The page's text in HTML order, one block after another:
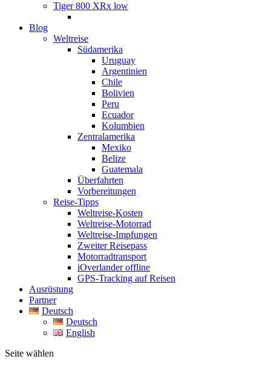
Tiger 800 XRx low
Blog
Weltreise
Südamerika
Uruguay
Argentinien
Chile
Bolivien
Peru
Ecuador
Kolumbien
Zentralamerika
Mexiko
Belize
Guatemala
Überfahrten
Vorbereitungen
Reise-Tipps
Weltreise-Kosten
Weltreise-Motorrad
Weltreise-Impfungen
Zweiter Reisepass
Motorradtransport
iOverlander offline
GPS-Tracking auf Reisen
Ausrüstung
Partner
Deutsch
Deutsch
English
Seite wählen